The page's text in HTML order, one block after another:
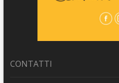
CONTATTI